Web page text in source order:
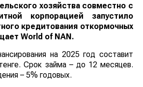
хозяйства совместно с
корпорацией запустило
кредитования откормочных
World of NAN.
на 2025 год составит
Срок займа – до 12 месяцев.
– 5% годовых.